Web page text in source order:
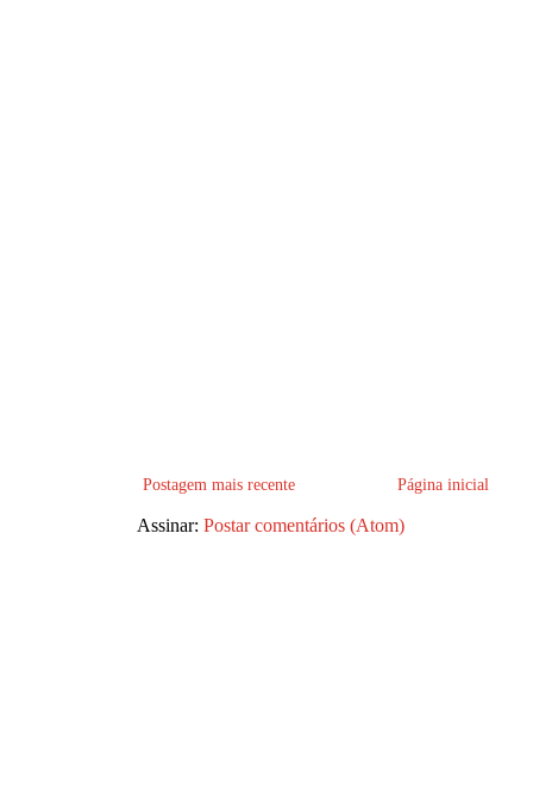
Postagem mais recente Página inicial
Assinar: Postar comentários (Atom)